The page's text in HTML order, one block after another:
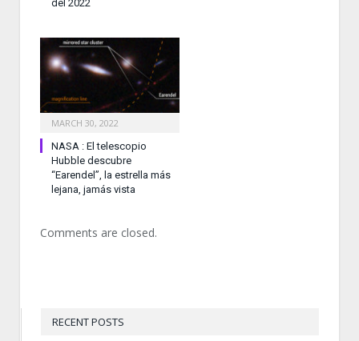
del 2022
MARCH 30, 2022
NASA : El telescopio
Hubble descubre
“Earendel”, la estrella más
lejana, jamás vista
Comments are closed.
RECENT POSTS